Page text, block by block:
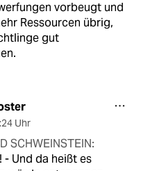
vorbeugt und
Ressourcen übrig,
gut
Uhr
SCHWEINSTEIN:
- Und da heißt es